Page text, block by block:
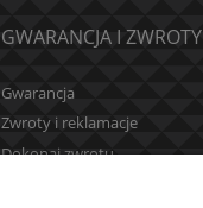
GWARANCJA I ZWROTY
Gwarancja
Zwroty i reklamacje
Dokonaj zwrotu